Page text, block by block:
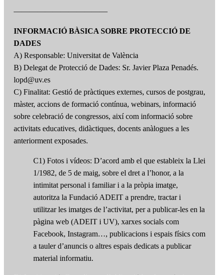
————————————
INFORMACIÓ BÀSICA SOBRE PROTECCIÓ DE
DADES
A) Responsable: Universitat de València
B) Delegat de Protecció de Dades: Sr. Javier Plaza Penadés.
lopd@uv.es
C) Finalitat: Gestió de pràctiques externes, cursos de postgrau,
màster, accions de formació contínua, webinars, informació
sobre celebració de congressos, així com informació sobre
activitats educatives, didàctiques, docents anàlogues a les
anteriorment exposades.
C1) Fotos i vídeos: D’acord amb el que estableix la Llei
1/1982, de 5 de maig, sobre el dret a l’honor, a la
intimitat personal i familiar i a la pròpia imatge,
autoritza la Fundació ADEIT a prendre, tractar i
utilitzar les imatges de l’activitat, per a publicar-les en la
pàgina web (ADEIT i UV), xarxes socials com
Facebook, Instagram…, publicacions i espais físics com
a tauler d’anuncis o altres espais dedicats a publicar
material informatiu.